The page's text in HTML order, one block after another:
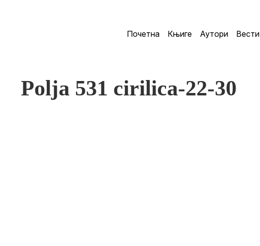
Почетна Књиге Аутори Вести
Polja 531 cirilica-22-30